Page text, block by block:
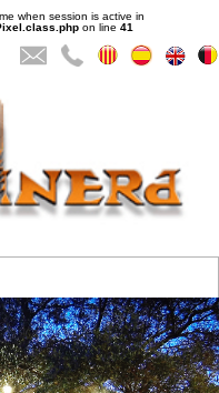
when session is active in
on line 41